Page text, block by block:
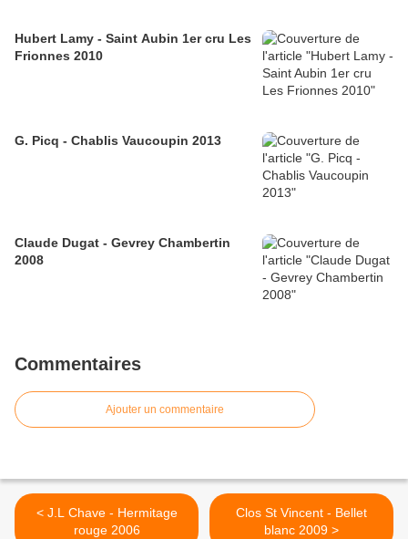
Hubert Lamy - Saint Aubin 1er cru Les
Frionnes 2010
G. Picq - Chablis Vaucoupin 2013
Claude Dugat - Gevrey Chambertin
2008
Commentaires
Ajouter un commentaire
< J.L Chave - Hermitage
rouge 2006
Clos St Vincent - Bellet
blanc 2009 >